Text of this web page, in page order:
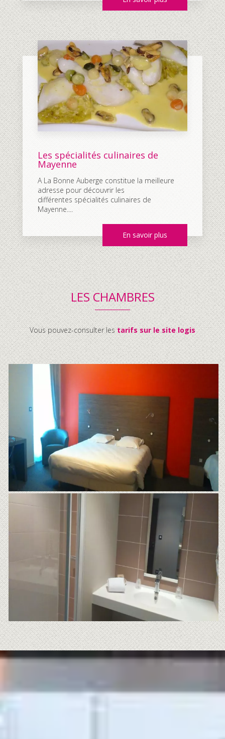
Les spécialités culinaires de
Mayenne
A La Bonne Auberge constitue la meilleure
adresse pour découvrir les
différentes spécialités culinaires de
Mayenne....
En savoir plus
LES CHAMBRES
Vous pouvez-consulter lestarifs sur le site logis